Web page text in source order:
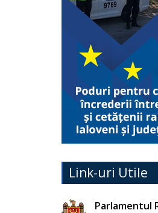
Link-uri Utile
Parlamentul